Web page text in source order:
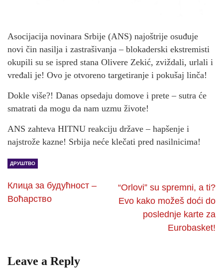
Asocijacija novinara Srbije (ANS) najoštrije osuđuje
novi čin nasilja i zastrašivanja – blokaderski ekstremisti
okupili su se ispred stana Olivere Zekić, zviždali, urlali i
vređali je! Ovo je otvoreno targetiranje i pokušaj linča!
Dokle više?! Danas opsedaju domove i prete – sutra će
smatrati da mogu da nam uzmu živote!
ANS zahteva HITNU reakciju države – hapšenje i
najstrože kazne! Srbija neće klečati pred nasilnicima!
ДРУШТВО
Клица за будућност –
Воћарство
“Orlovi” su spremni, a ti?
Evo kako možeš doći do
poslednje karte za
Eurobasket!
Leave a Reply